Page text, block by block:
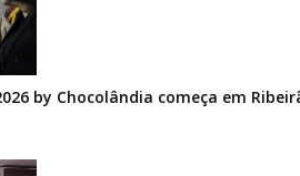
by Chocolândia começa em